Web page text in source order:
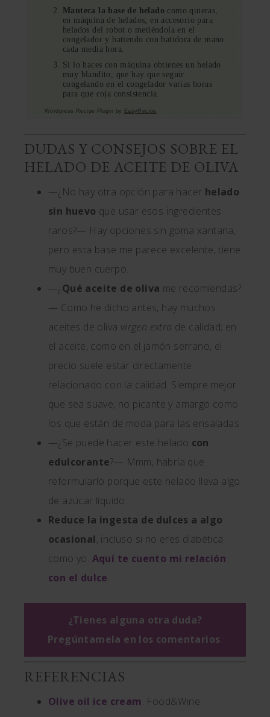
Manteca la base de helado como quieras,
en máquina de helados, en accesorio para
helados del robot o metiéndola en el
congelador y batiendo con batidora de mano
cada media hora.
Si lo haces con máquina obtienes un helado
muy blandito, que hay que seguir
congelando en el congelador varias horas
para que coja consistencia.
Wordpress Recipe Plugin by EasyRecipe
DUDAS Y CONSEJOS SOBRE EL
HELADO DE ACEITE DE OLIVA
—¿No hay otra opción para hacer helado
sin huevo que usar esos ingredientes
raros?— Hay opciones sin goma xantana,
pero esta base me parece excelente, tiene
muy buen cuerpo.
—¿Qué aceite de oliva me recomiendas?
— Como he dicho antes, hay muchos
aceites de oliva virgen extra de calidad; en
el aceite, como en el jamón serrano, el
precio suele estar directamente
relacionado con la calidad. Siempre mejor
que sea suave, no picante y amargo como
los que están de moda para las ensaladas.
—¿Se puede hacer este helado con
edulcorante?— Mmm, habría que
reformularlo porque este helado lleva algo
de azúcar líquido.
Reduce la ingesta de dulces a algo
ocasional, incluso si no eres diabética
como yo. Aquí te cuento mi relación
con el dulce.
¿Tienes alguna otra duda?
Pregúntamela en los comentarios.
REFERENCIAS
Olive oil ice cream. Food&Wine